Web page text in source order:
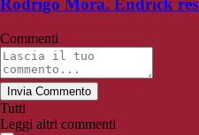
Rodrigo Mora. Endrick
Commenti
Invia Commento
Tutti
Leggi altri commenti